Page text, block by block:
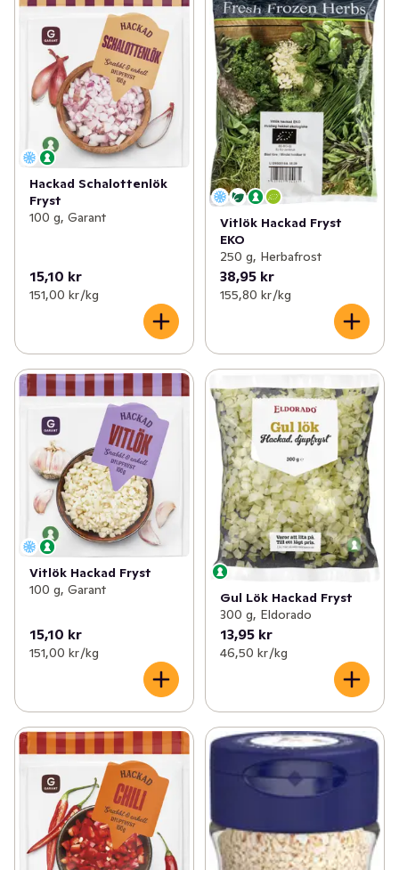
Hackad Schalottenlök
Fryst
100 g, Garant
15,10 kr
151,00 kr /kg
Vitlök Hackad Fryst
EKO
250 g, Herbafrost
38,95 kr
155,80 kr /kg
Vitlök Hackad Fryst
100 g, Garant
15,10 kr
151,00 kr /kg
Gul Lök Hackad Fryst
300 g, Eldorado
13,95 kr
46,50 kr /kg